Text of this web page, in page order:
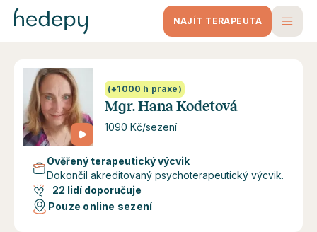
NAJÍT TERAPEUTA
(+1000 h praxe)
Mgr. Hana Kodetová
1090 Kč/sezení
Ověřený terapeutický výcvik
Dokončil akreditovaný psychoterapeutický výcvik.
22 lidí doporučuje
Pouze online sezení